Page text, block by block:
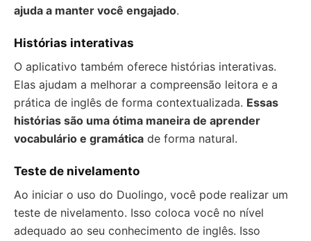
ajuda a manter você engajado.
Histórias interativas
O aplicativo também oferece histórias interativas.
Elas ajudam a melhorar a compreensão leitora e a
prática de inglês de forma contextualizada. Essas
histórias são uma ótima maneira de aprender
vocabulário e gramática de forma natural.
Teste de nivelamento
Ao iniciar o uso do Duolingo, você pode realizar um
teste de nivelamento. Isso coloca você no nível
adequado ao seu conhecimento de inglês. Isso